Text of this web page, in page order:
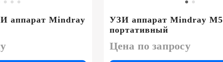
аппарат Mindray
УЗИ аппарат Mindray M5
портативный
Цена по запросу